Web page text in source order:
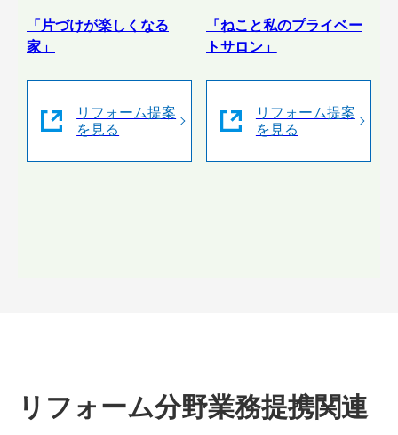
「片づけが楽しくなる
家」
リフォーム提案
を見る
「ねこと私のプライベー
トサロン」
リフォーム提案
を見る
リフォーム分野業務提携関連